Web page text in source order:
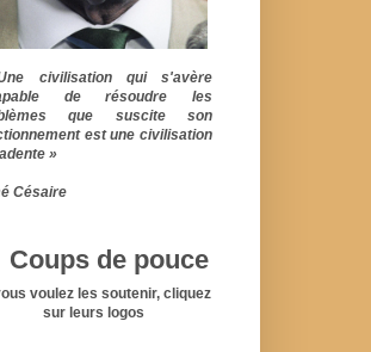
civilisation qui s'avère
de résoudre les
que suscite son
est une civilisation
»
Césaire
Coups de pouce
voulez les soutenir, cliquez
sur leurs logos